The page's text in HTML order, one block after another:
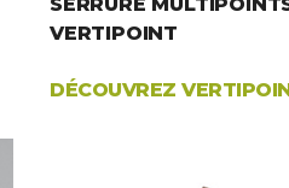
SERRURE
VERTIPOINT
DÉCOUVREZ